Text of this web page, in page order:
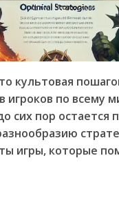
культовая
игроков по всему
сих пор остается
игры, которые